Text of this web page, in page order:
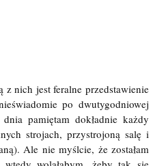
nich jest feralne przedstawienie
po dwutygodniowej
pamiętam dokładnie każdy
strojach, przystrojoną salę i
Ale nie myślcie, że zostałam